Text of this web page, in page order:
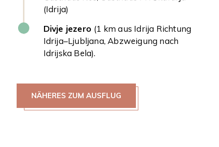
(Idrija)
Divje jezero (1 km aus Idrija Richtung
Idrija–Ljubljana, Abzweigung nach
Idrijska Bela).
NÄHERES ZUM AUSFLUG